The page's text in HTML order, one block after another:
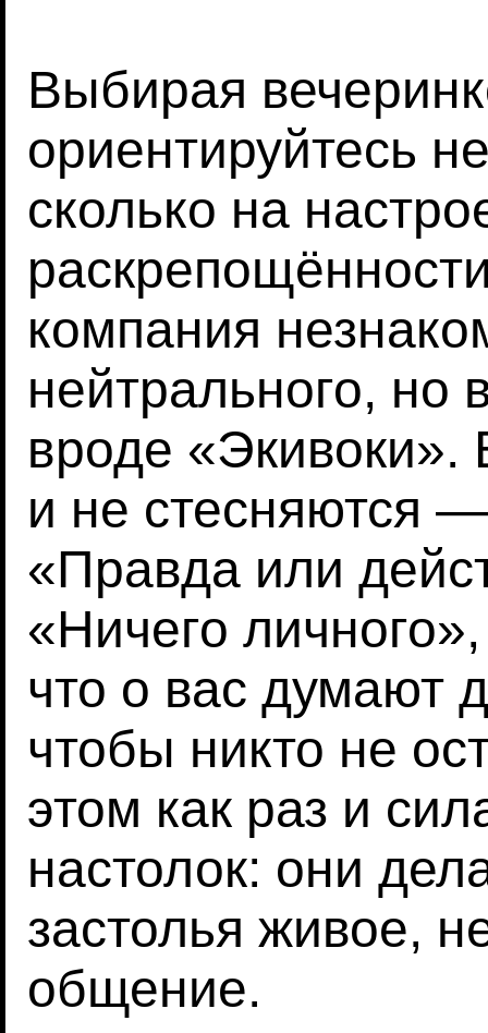
Выбирая
ориентируйтесь
сколько на
компания
нейтрального, но
вроде «Экивоки».
и не стесняются
«Правда или
«Ничего
что о вас думают
чтобы никто не
этом как раз и
настолок: они
застолья живое,
общение.